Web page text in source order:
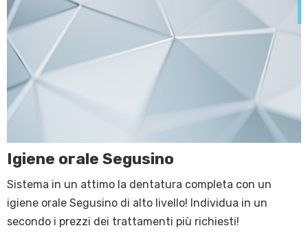
Igiene orale Segusino
Sistema in un attimo la dentatura completa con un
igiene orale Segusino di alto livello! Individua in un
secondo i prezzi dei trattamenti più richiesti!